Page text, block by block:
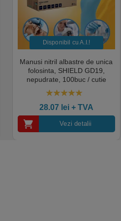
Disponibil cu A.I.​!
Manusi nitril albastre de unica
folosinta, SHIELD GD19,
nepudrate, 100buc / cutie
pentru Medical, HoReCa,
saloane si domeniul industrial,
calitate premium
28.07 lei+ TVA
Vezi detalii